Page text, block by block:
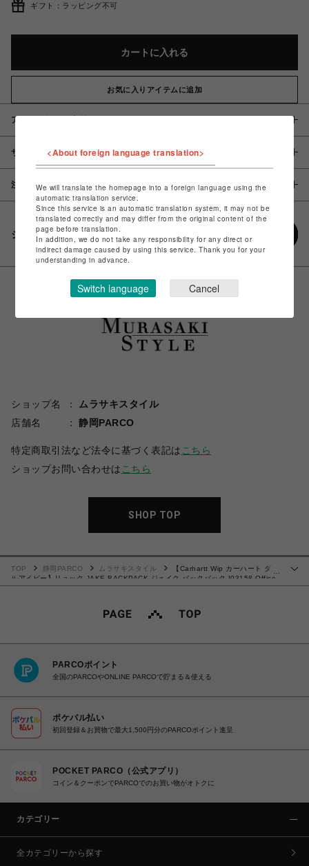
ギフト：ラッピング不可
カートに入れる
お気に入りアイテムに追加
アイテム説明 / 素材
サイズ
注意事項
シェアする
ショップ名
ムラサキスタイル
店舗名
静岡PARCO
特定商取引法など法令に基づく表記は こちら
ショップお問い合わせは こちら
SHOP TOP
…
TOP 静岡PARCO ムラサキスタイル
【Carhartt Wip カーハート ダブ
ルアイピー】リュック JAKE BACKPACK ジェイク バックパック I03158 Office
Green Fサイズ【送料無料：北海道/沖縄/離島を除く】
PARCOポイント
全国のPARCOやONLINE PARCOで貯まる＆使える
ポケパル払い
初回登録＆お買物で最大1,500円分のPARCOポイント進呈
POCKET PARCO（公式アプリ）
コイン＆クーポンでPARCOでのお買い物がオトクに
カテゴリー
全カテゴリーから探す
<About foreign language translation>
We will translate the homepage into a foreign language using the
automatic translation service.
Since this service is an automatic translation system, it may not be
translated correctly and may differ from the original content of the
page before translation.
In addition, we do not take any responsibility for any direct or
indirect damage caused by using this service. Thank you for your
understanding in advance.
Switch language Cancel